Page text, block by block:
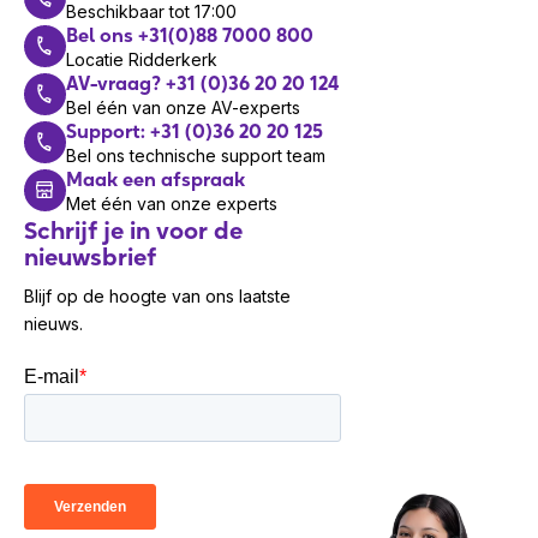
Weight: UH34 Mono: 82.5 g / UH34 Dual: 118
g
Storage temperature: -30 °C to +70 °C
Operating temperature: -10 °C to +50 °C
Microphone
Microphone type: Uni-Directional ECM
Microphone frequency response range: 100
Hz-8 kHz
Microphone bandwidth: Wideband
Microphone sensitivity: -44.0 dB re. 1 V/Pa
Speaker
Speaker sensitivity: 93 dB SPL @1 kHz
20 kHz
Speaker input power: max 10 mW
Ruisonderdrukking
microfoon
Ja
Minimale systeemeisen
Ondersteunt Mac-
besturingssysteem
Ondersteunt Windows
Connectiviteitstechnologie
Prestatie
Aanbevolen gebruik
Kantoor/callcenter
Beschikbaar tot 17:00
Bel ons +31(0)88 7000 800
Locatie Ridderkerk
AV-vraag? +31 (0)36 20 20 124
Bel één van onze AV-experts
Support: +31 (0)36 20 20 125
Bel ons technische support team
Maak een afspraak
Met één van onze experts
Schrijf je in voor de
nieuwsbrief
Blijf op de hoogte van ons laatste
nieuws.